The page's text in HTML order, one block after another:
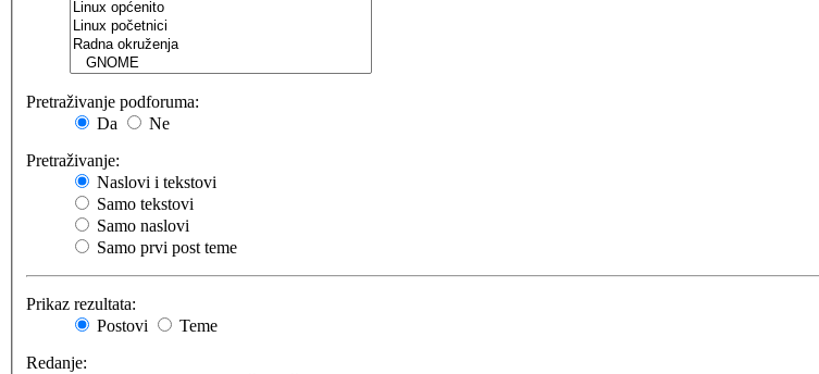
Pretraživanje podforuma:
Da
Ne
Pretraživanje:
Naslovi i tekstovi
Samo tekstovi
Samo naslovi
Samo prvi post teme
Prikaz rezultata:
Postovi
Teme
Redanje: